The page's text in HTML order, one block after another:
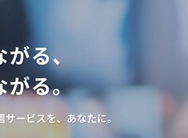
る、
がる。
ービスを、あなたに。